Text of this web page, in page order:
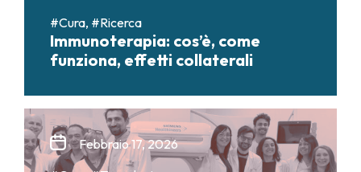
#Cura, #Ricerca
Immunoterapia: cos’è, come
funziona, effetti collaterali
Febbraio 17, 2026